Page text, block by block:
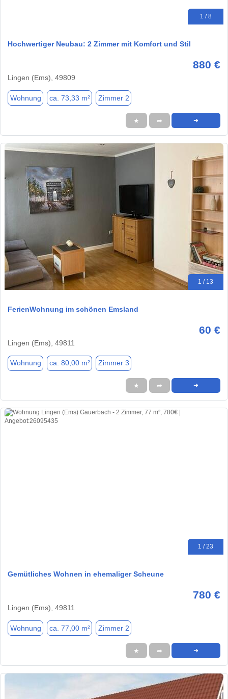
1 / 8
Hochwertiger Neubau: 2 Zimmer mit Komfort und Stil
880 €
Lingen (Ems), 49809
Wohnung ca. 73,33 m² Zimmer 2
★ ➦ ➜
1 / 13
FerienWohnung im schönen Emsland
60 €
Lingen (Ems), 49811
Wohnung ca. 80,00 m² Zimmer 3
★ ➦ ➜
1 / 23
Gemütliches Wohnen in ehemaliger Scheune
780 €
Lingen (Ems), 49811
Wohnung ca. 77,00 m² Zimmer 2
★ ➦ ➜